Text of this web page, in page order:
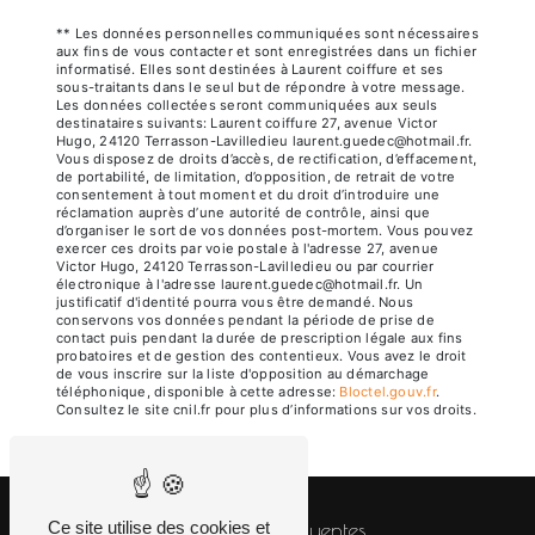
** Les données personnelles communiquées sont nécessaires
aux fins de vous contacter et sont enregistrées dans un fichier
informatisé. Elles sont destinées à Laurent coiffure et ses
sous-traitants dans le seul but de répondre à votre message.
Les données collectées seront communiquées aux seuls
destinataires suivants: Laurent coiffure 27, avenue Victor
Hugo, 24120 Terrasson-Lavilledieu laurent.guedec@hotmail.fr.
Vous disposez de droits d’accès, de rectification, d’effacement,
de portabilité, de limitation, d’opposition, de retrait de votre
consentement à tout moment et du droit d’introduire une
réclamation auprès d’une autorité de contrôle, ainsi que
d’organiser le sort de vos données post-mortem. Vous pouvez
exercer ces droits par voie postale à l'adresse 27, avenue
Victor Hugo, 24120 Terrasson-Lavilledieu ou par courrier
électronique à l'adresse laurent.guedec@hotmail.fr. Un
justificatif d'identité pourra vous être demandé. Nous
conservons vos données pendant la période de prise de
contact puis pendant la durée de prescription légale aux fins
probatoires et de gestion des contentieux. Vous avez le droit
de vous inscrire sur la liste d'opposition au démarchage
téléphonique, disponible à cette adresse:
Bloctel.gouv.fr.
Consultez le site cnil.fr pour plus d’informations sur vos droits.
Recherches fréquentes
Ce site utilise des cookies et